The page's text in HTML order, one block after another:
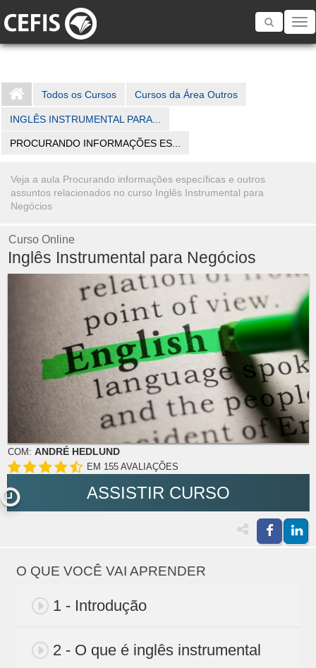
Toggle
Todos os Cursos Cursos da Área Outros
INGLÊS INSTRUMENTAL PARA...
PROCURANDO INFORMAÇÕES ES...
Veja a aula Procurando informações específicas e outros
assuntos relacionados no curso Inglês Instrumental para
Negócios
Curso Online
Inglês Instrumental para Negócios
COM: ANDRÉ HEDLUND
EM 155 AVALIAÇÕES
ASSISTIR CURSO
O QUE VOCÊ VAI APRENDER
1 - Introdução
2 - O que é inglês instrumental